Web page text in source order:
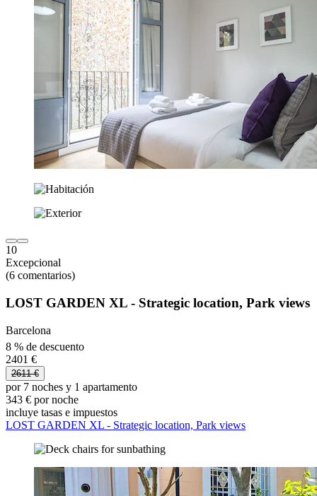
10
Excepcional
(6 comentarios)
LOST GARDEN XL - Strategic location, Park views
Barcelona
8 % de descuento
2401 €
2611 €
por 7 noches y 1 apartamento
343 € por noche
incluye tasas e impuestos
LOST GARDEN XL - Strategic location, Park views